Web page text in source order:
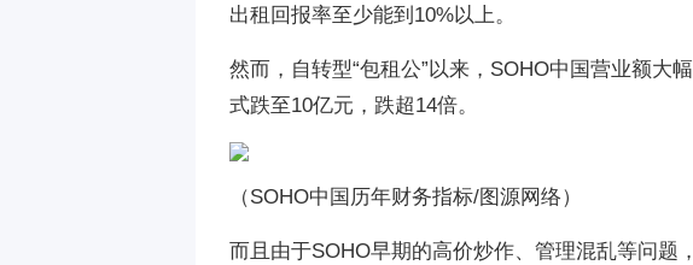
出租回报率至少能到10%以上。
然而，自转型“包租公”以来，SOHO中国营业额大
式跌至10亿元，跌超14倍。
（SOHO中国历年财务指标/图源网络）
而且由于SOHO早期的高价炒作、管理混乱等问题